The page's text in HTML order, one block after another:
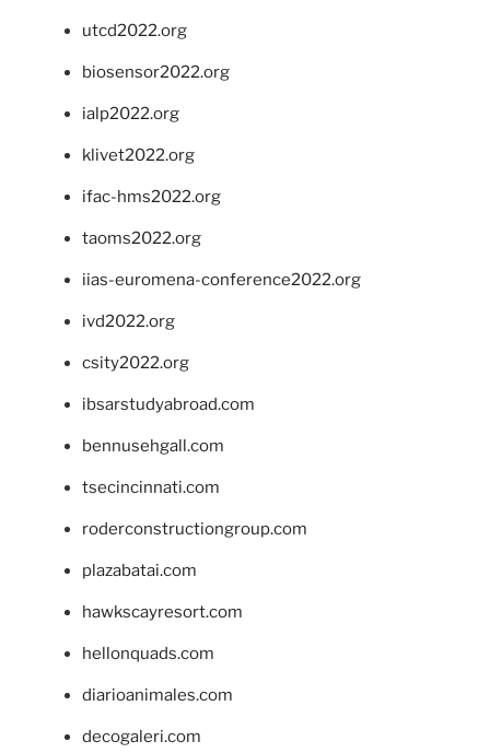
utcd2022.org
biosensor2022.org
ialp2022.org
klivet2022.org
ifac-hms2022.org
taoms2022.org
iias-euromena-conference2022.org
ivd2022.org
csity2022.org
ibsarstudyabroad.com
bennusehgall.com
tsecincinnati.com
roderconstructiongroup.com
plazabatai.com
hawkscayresort.com
hellonquads.com
diarioanimales.com
decogaleri.com